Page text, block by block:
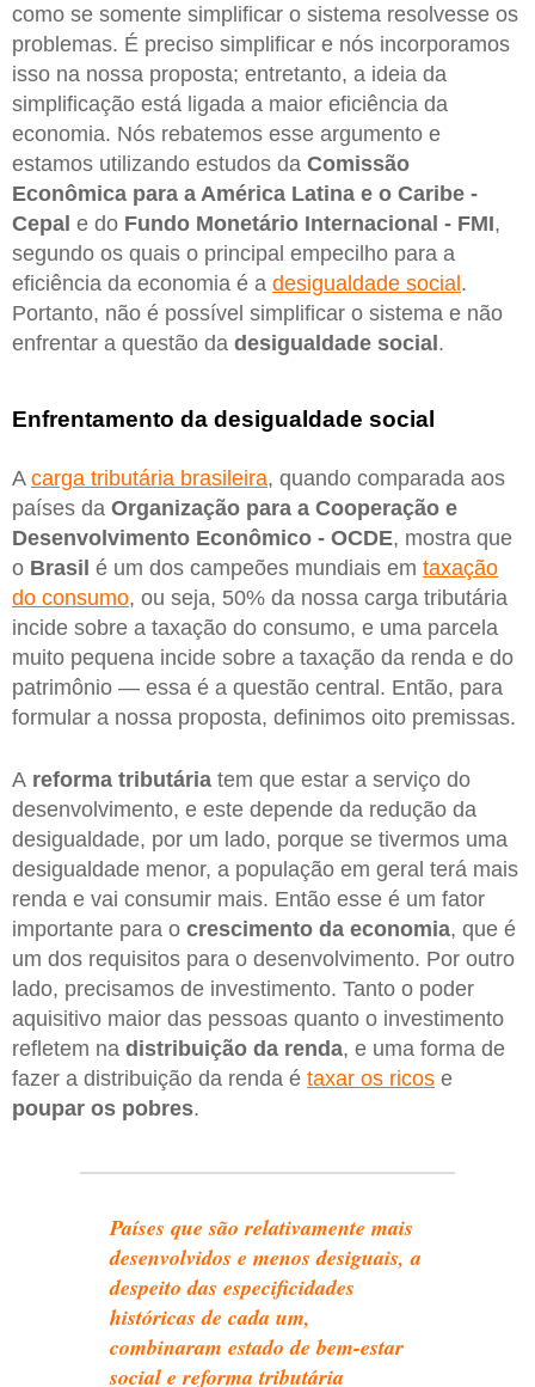
como se somente simplificar o sistema resolvesse os
problemas. É preciso simplificar e nós incorporamos
isso na nossa proposta; entretanto, a ideia da
simplificação está ligada a maior eficiência da
economia. Nós rebatemos esse argumento e
estamos utilizando estudos da Comissão
Econômica para a América Latina e o Caribe -
Cepal e do Fundo Monetário Internacional - FMI,
segundo os quais o principal empecilho para a
eficiência da economia é a desigualdade social.
Portanto, não é possível simplificar o sistema e não
enfrentar a questão da desigualdade social.
Enfrentamento da desigualdade social
A carga tributária brasileira, quando comparada aos
países da Organização para a Cooperação e
Desenvolvimento Econômico - OCDE, mostra que
o Brasil é um dos campeões mundiais em taxação
do consumo, ou seja, 50% da nossa carga tributária
incide sobre a taxação do consumo, e uma parcela
muito pequena incide sobre a taxação da renda e do
patrimônio — essa é a questão central. Então, para
formular a nossa proposta, definimos oito premissas.
A reforma tributária tem que estar a serviço do
desenvolvimento, e este depende da redução da
desigualdade, por um lado, porque se tivermos uma
desigualdade menor, a população em geral terá mais
renda e vai consumir mais. Então esse é um fator
importante para o crescimento da economia, que é
um dos requisitos para o desenvolvimento. Por outro
lado, precisamos de investimento. Tanto o poder
aquisitivo maior das pessoas quanto o investimento
refletem na distribuição da renda, e uma forma de
fazer a distribuição da renda é taxar os ricos e
poupar os pobres.
Países que são relativamente mais
desenvolvidos e menos desiguais, a
despeito das especificidades
históricas de cada um,
combinaram estado de bem-estar
social e reforma tributária